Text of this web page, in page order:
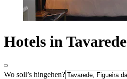
Hotels in Tavarede
Wo soll’s hingehen?